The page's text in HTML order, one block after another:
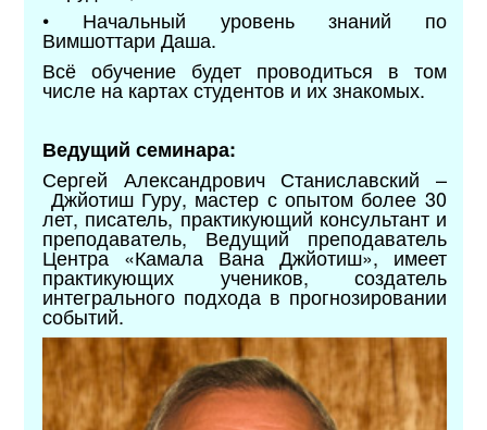
• Начальный уровень знаний по
Вимшоттари Даша.
Всё обучение будет проводиться в том
числе на картах студентов и их знакомых.
Ведущий семинара:
Сергей Александрович Станиславский –
Джйотиш Гуру, мастер с опытом более 30
лет, писатель, практикующий консультант и
преподаватель, Ведущий преподаватель
Центра «Камала Вана Джйотиш», имеет
практикующих учеников, создатель
интегрального подхода в прогнозировании
событий.